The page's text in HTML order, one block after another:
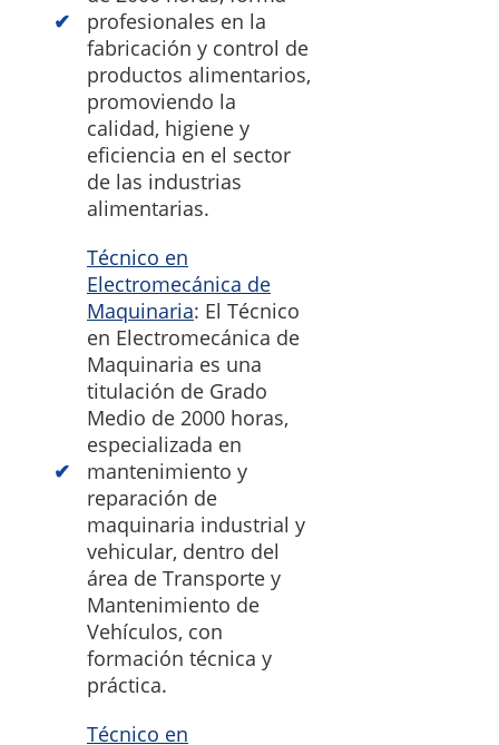
profesionales en la
fabricación y control de
productos alimentarios,
promoviendo la
calidad, higiene y
eficiencia en el sector
de las industrias
alimentarias.
Técnico en
Electromecánica de
Maquinaria: El Técnico
en Electromecánica de
Maquinaria es una
titulación de Grado
Medio de 2000 horas,
especializada en
mantenimiento y
reparación de
maquinaria industrial y
vehicular, dentro del
área de Transporte y
Mantenimiento de
Vehículos, con
formación técnica y
práctica.
Técnico en